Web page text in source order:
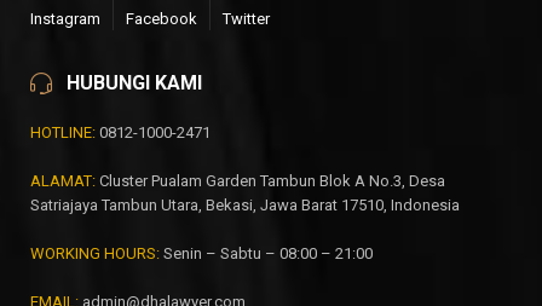
Instagram Facebook Twitter
HUBUNGI KAMI
HOTLINE: 0812-1000-2471
ALAMAT: Cluster Pualam Garden Tambun Blok A No.3, Desa
Satriajaya Tambun Utara, Bekasi, Jawa Barat 17510, Indonesia
WORKING HOURS: Senin – Sabtu – 08:00 – 21:00
EMAIL: admin@dhalawyer.com